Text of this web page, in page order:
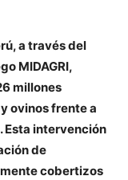
a través del
MIDAGRI,
millones
ovinos frente a
Esta intervención
de
cobertizos